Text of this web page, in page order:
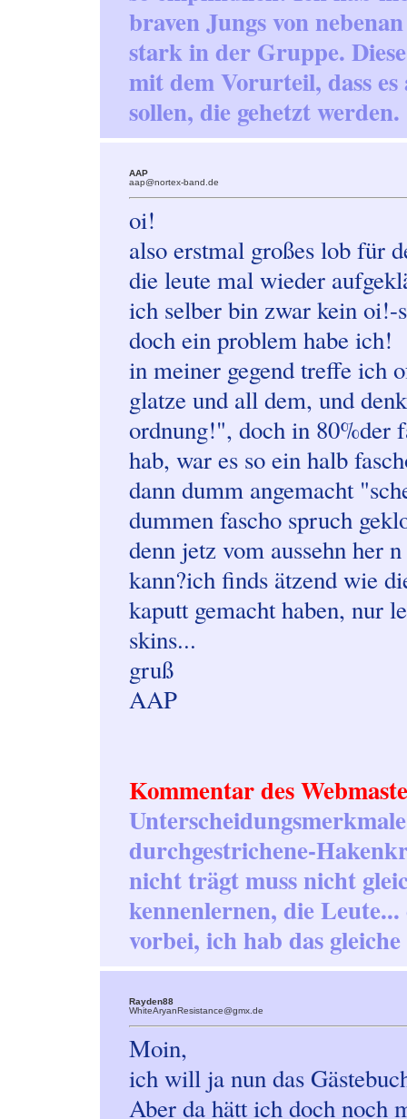
braven Jungs von
stark in der Gruppe.
mit dem Vorurteil, dass
sollen, die gehetzt werden.
AAP
aap@nortex-band.de
oi!
also erstmal großes lob für
die leute mal wieder
ich selber bin zwar kein
doch ein problem habe ich!
in meiner gegend treffe ich
glatze und all dem, und
ordnung!", doch in 80%der
hab, war es so ein halb
dann dumm angemacht
dummen fascho spruch
denn jetz vom aussehn her
kann?ich finds ätzend wie
kaputt gemacht haben, nur
skins...
gruß
AAP
Kommentar des
durchgestrichene-
nicht trägt muss nicht
kennenlernen, die
vorbei, ich hab das
Rayden88
WhiteAryanResistance@gmx.de
Moin,
ich will ja nun das
Aber da hätt ich doch noch